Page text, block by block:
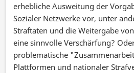
erhebliche Ausweitung der
Sozialer Netzwerke vor, unter
Straftaten und die Weitergabe
eine sinnvolle Verschärfung?
problematische
Plattformen und nationaler